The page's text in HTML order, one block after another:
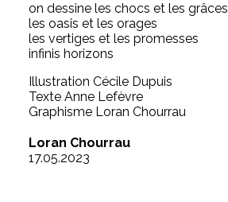
on dessine les chocs et les grâces
les oasis et les orages
les vertiges et les promesses
infinis horizons
Illustration Cécile Dupuis
Texte Anne Lefèvre
Graphisme Loran Chourrau
Loran Chourrau
17.05.2023